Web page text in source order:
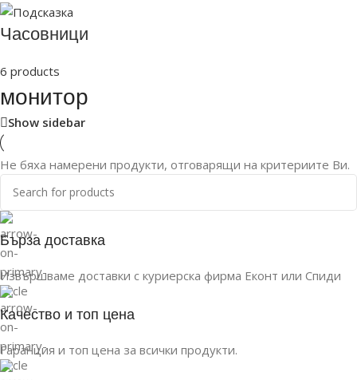
Часовници
6 products
монитор
Show sidebar
Не бяха намерени продукти, отговарящи на критериите Ви.
Бърза доставка
Извършваме доставки с куриерска фирма Еконт или Спиди
Качество и топ цена
Гаранция и топ цена за всички продукти.